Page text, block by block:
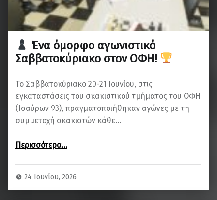
Ένα όμορφο αγωνιστικό
Σαββατοκύριακο στον ΟΦΗ!
Το Σαββατοκύριακο 20-21 Ιουνίου, στις
εγκαταστάσεις του σκακιστικού τμήματος του ΟΦΗ
(Ισαύρων 93), πραγματοποιήθηκαν αγώνες με τη
συμμετοχή σκακιστών κάθε…
ΠερισσότεραΈνα όμορφο αγωνιστικό Σαββατοκύριακο στον ΟΦΗ!
…
24 Ιουνίου, 2026